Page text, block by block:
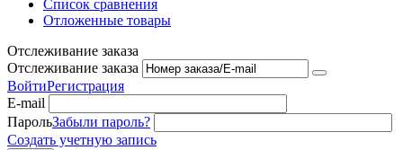
Список сравнения
Отложенные товары
Отслеживание заказа
Отслеживание заказа
ВойтиРегистрация
E-mail
ПарольЗабыли пароль?
Создать учетную запись